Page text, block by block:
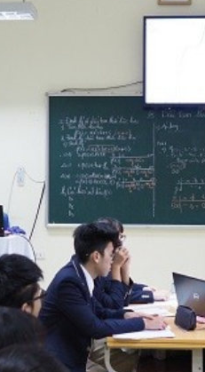
Xin lỗi, rồi sao
Lê Xuân Thọ